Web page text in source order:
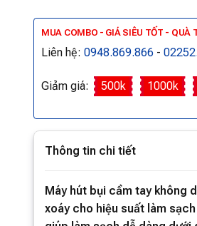
MUA COMBO - GIÁ SIÊU TỐT - QUÀ
Liên hệ: 0948.869.866 -
Giảm giá: 500k 1000k
Thông tin chi tiết
Máy hút bụi cầm tay không
xoáy cho hiệu suất làm